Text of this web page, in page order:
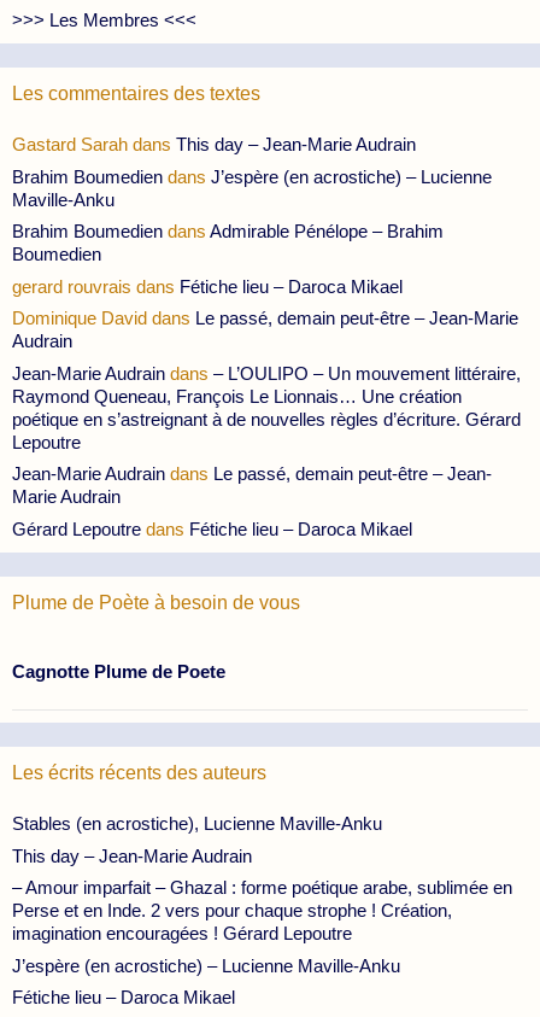
>>> Les Membres <<<
Les commentaires des textes
Gastard Sarah dans This day – Jean-Marie Audrain
Brahim Boumedien dans J’espère (en acrostiche) – Lucienne
Maville-Anku
Brahim Boumedien dans Admirable Pénélope – Brahim
Boumedien
gerard rouvrais dans Fétiche lieu – Daroca Mikael
Dominique David dans Le passé, demain peut-être – Jean-Marie
Audrain
Jean-Marie Audrain dans – L’OULIPO – Un mouvement littéraire,
Raymond Queneau, François Le Lionnais… Une création
poétique en s’astreignant à de nouvelles règles d’écriture. Gérard
Lepoutre
Jean-Marie Audrain dans Le passé, demain peut-être – Jean-
Marie Audrain
Gérard Lepoutre dans Fétiche lieu – Daroca Mikael
Plume de Poète à besoin de vous
Cagnotte Plume de Poete
Les écrits récents des auteurs
Stables (en acrostiche), Lucienne Maville-Anku
This day – Jean-Marie Audrain
– Amour imparfait – Ghazal : forme poétique arabe, sublimée en
Perse et en Inde. 2 vers pour chaque strophe ! Création,
imagination encouragées ! Gérard Lepoutre
J’espère (en acrostiche) – Lucienne Maville-Anku
Fétiche lieu – Daroca Mikael